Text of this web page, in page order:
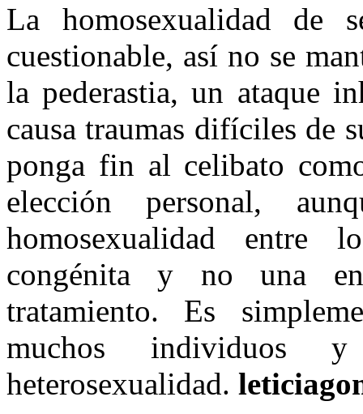
La homosexualidad de
cuestionable, así no se
la pederastia, un ataque
causa traumas difíciles de
ponga fin al celibato
elección personal,
homosexualidad entre
congénita y no una
tratamiento. Es
muchos individuos
heterosexualidad.